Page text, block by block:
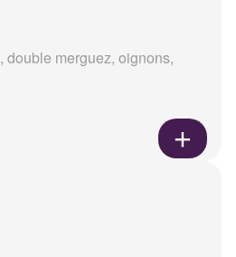
double merguez, oignons,